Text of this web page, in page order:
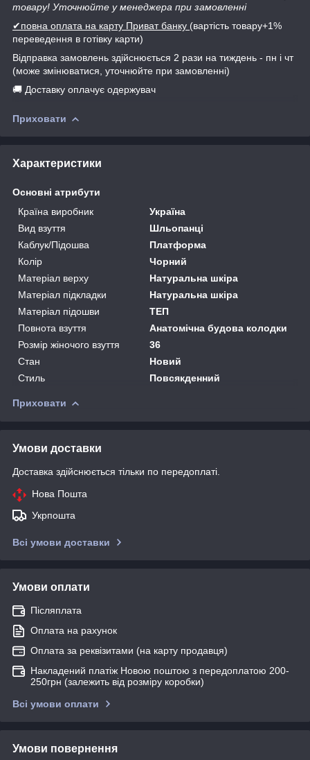
товару! Уточнюйте у менеджера при замовленні
✔повна оплата на карту Приват банку (вартість товару+1%
переведення в готівку карти)
Відправка замовлень здійснюється 2 рази на тиждень - пн і чт
(може змінюватися, уточнюйте при замовленні)
🚚 Доставку оплачує одержувач
Приховати
Характеристики
Основні атрибути
Країна виробник
Україна
Вид взуття
Шльопанці
Каблук/Підошва
Платформа
Колір
Чорний
Матеріал верху
Натуральна шкіра
Матеріал підкладки
Натуральна шкіра
Матеріал підошви
ТЕП
Повнота взуття
Анатомічна будова колодки
Розмір жіночого взуття
36
Стан
Новий
Стиль
Повсякденний
Приховати
Умови доставки
Доставка здійснюється тільки по передоплаті.
Нова Пошта
Укрпошта
Всі умови доставки
Умови оплати
Післяплата
Оплата на рахунок
Оплата за реквізитами (на карту продавця)
Накладений платіж Новою поштою з передоплатою 200-
250грн (залежить від розміру коробки)
Всі умови оплати
Умови повернення